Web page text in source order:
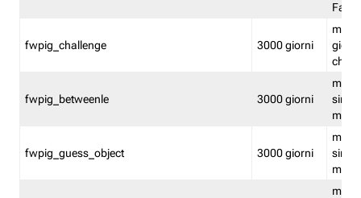
fwpig_challenge 3000 giorni
fwpig_betweenle 3000 giorni
fwpig_guess_object 3000 giorni